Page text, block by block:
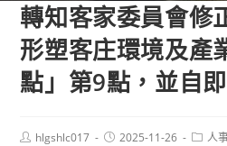
轉知客家委員會修
形塑客庄環境及產
點」第9點，並自
Posthlgshlc017
Post2025-11-26
Post人